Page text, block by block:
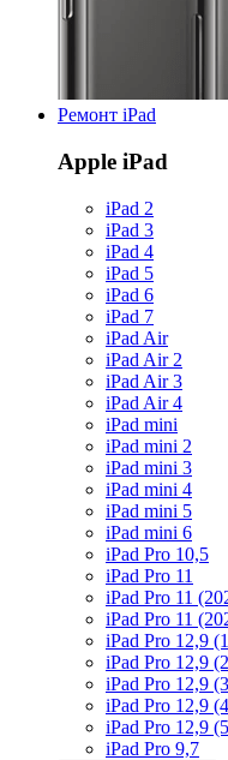
Ремонт iPad
Apple iPad
iPad 2
iPad 3
iPad 4
iPad 5
iPad 6
iPad 7
iPad Air
iPad Air 2
iPad Air 3
iPad Air 4
iPad mini
iPad mini 2
iPad mini 3
iPad mini 4
iPad mini 5
iPad mini 6
iPad Pro 10,5
iPad Pro 11
iPad Pro 11
iPad Pro 11
iPad Pro 12,9
iPad Pro 12,9
iPad Pro 12,9
iPad Pro 12,9
iPad Pro 12,9
iPad Pro 9,7